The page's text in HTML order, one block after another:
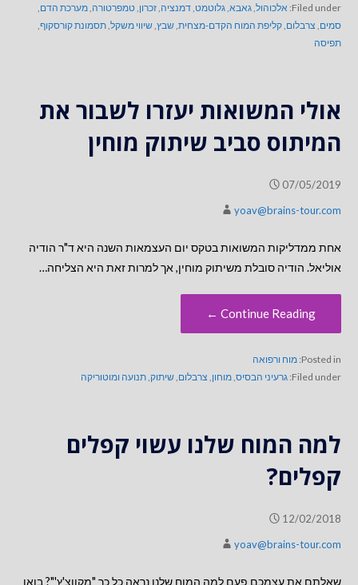
Filed under: אלכוהול, גאבא, גלוטמט דמנציה זכרון טמפרטורה מערכת הדם
סמים צרבלום קליפת המוח הקדם-מצחית, שבץ, שיווי משקל, תסמונת קורסקוף,
תפיסה
אולי המשואות יעזרו לשבור את
המיתוס סביב שיתוק מוחין
07/05/2019
yoav@brains-tour.com
אחת ממדליקות המשואות בטקס יום העצמאות השנה היא ד"ר הודיה
אוליאל. הודיה סובלת משיתוק מוחין, אך למרות זאת היא הצליחה…
Continue Reading ←
Posted in: מוח ורפואה
Filed under: גרעיני הבסיס, מוחון צרבלום שיתוק, תנועה ומוטוריקה
למה המוח שלנו עשוי קפלים
קפלים?
12/02/2018
yoav@brains-tour.com
שאלתם את עצמכם פעם למה המוח שלנו נראה כל כך "מקווצ'ץ'"? בואו